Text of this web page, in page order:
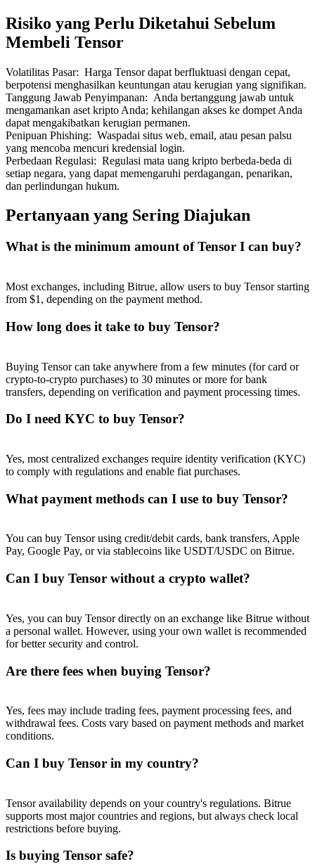
Risiko yang Perlu Diketahui Sebelum
Membeli Tensor
Volatilitas Pasar: Harga Tensor dapat berfluktuasi dengan cepat,
berpotensi menghasilkan keuntungan atau kerugian yang signifikan.
Tanggung Jawab Penyimpanan: Anda bertanggung jawab untuk
mengamankan aset kripto Anda; kehilangan akses ke dompet Anda
dapat mengakibatkan kerugian permanen.
Penipuan Phishing: Waspadai situs web, email, atau pesan palsu
yang mencoba mencuri kredensial login.
Perbedaan Regulasi: Regulasi mata uang kripto berbeda-beda di
setiap negara, yang dapat memengaruhi perdagangan, penarikan,
dan perlindungan hukum.
Pertanyaan yang Sering Diajukan
What is the minimum amount of Tensor I can buy?
Most exchanges, including Bitrue, allow users to buy Tensor starting
from $1, depending on the payment method.
How long does it take to buy Tensor?
Buying Tensor can take anywhere from a few minutes (for card or
crypto-to-crypto purchases) to 30 minutes or more for bank
transfers, depending on verification and payment processing times.
Do I need KYC to buy Tensor?
Yes, most centralized exchanges require identity verification (KYC)
to comply with regulations and enable fiat purchases.
What payment methods can I use to buy Tensor?
You can buy Tensor using credit/debit cards, bank transfers, Apple
Pay, Google Pay, or via stablecoins like USDT/USDC on Bitrue.
Can I buy Tensor without a crypto wallet?
Yes, you can buy Tensor directly on an exchange like Bitrue without
a personal wallet. However, using your own wallet is recommended
for better security and control.
Are there fees when buying Tensor?
Yes, fees may include trading fees, payment processing fees, and
withdrawal fees. Costs vary based on payment methods and market
conditions.
Can I buy Tensor in my country?
Tensor availability depends on your country's regulations. Bitrue
supports most major countries and regions, but always check local
restrictions before buying.
Is buying Tensor safe?